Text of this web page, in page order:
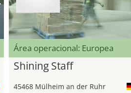
Área operacional: Europea
Shining Staff
45468 Mülheim an der Ruhr